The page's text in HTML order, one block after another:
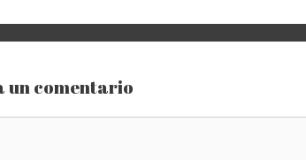
un comentario